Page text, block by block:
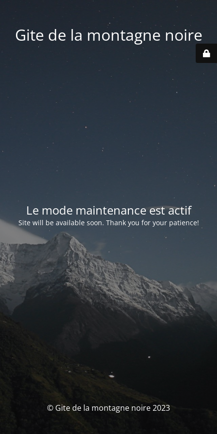
Gite de la montagne noire
Le mode maintenance est actif
Site will be available soon. Thank you for your patience!
© Gite de la montagne noire 2023